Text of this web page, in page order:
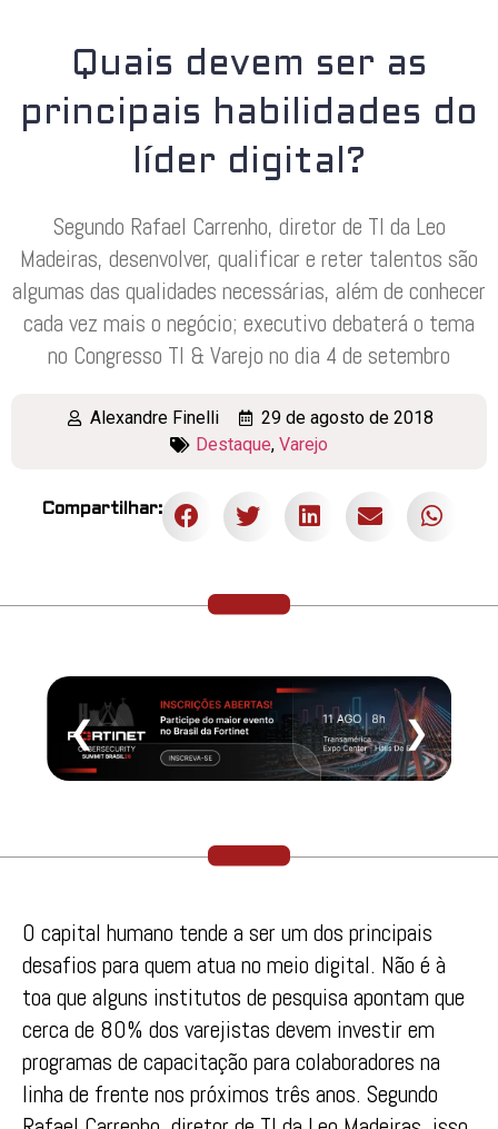
Quais devem ser as
principais habilidades do
líder digital?
Segundo Rafael Carrenho, diretor de TI da Leo
Madeiras, desenvolver, qualificar e reter talentos são
algumas das qualidades necessárias, além de conhecer
cada vez mais o negócio; executivo debaterá o tema
no Congresso TI & Varejo no dia 4 de setembro
Alexandre Finelli
29 de agosto de 2018
Destaque, Varejo
Compartilhar:
❮ ❯
O capital humano tende a ser um dos principais
desafios para quem atua no meio digital. Não é à
toa que alguns institutos de pesquisa apontam que
cerca de 80% dos varejistas devem investir em
programas de capacitação para colaboradores na
linha de frente nos próximos três anos. Segundo